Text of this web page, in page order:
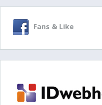
Fans & Like